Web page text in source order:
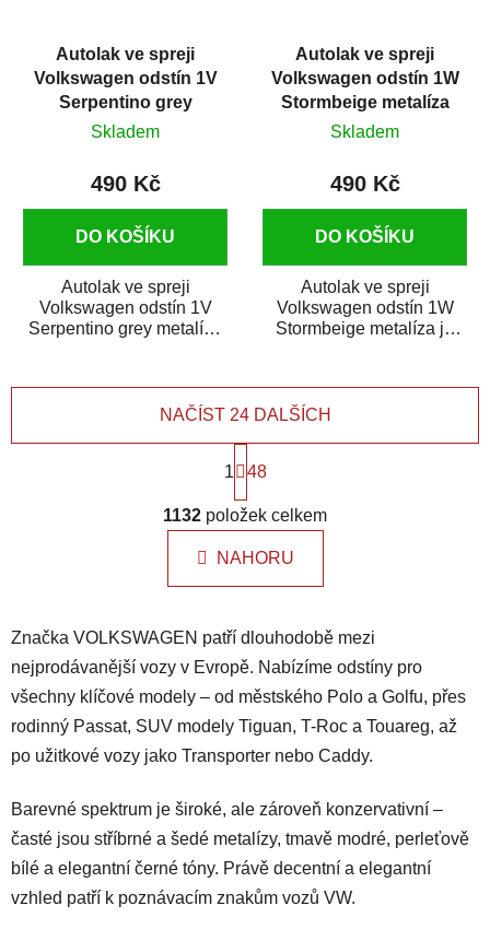
Autolak ve spreji
Volkswagen odstín 1V
Serpentino grey
metalíza 375 ml
Skladem
490 Kč
DO KOŠÍKU
Autolak ve spreji
Volkswagen odstín 1V
Serpentino grey metalíza
Autolak ve spreji
Volkswagen odstín 1W
Stormbeige metalíza
375 ml
Skladem
490 Kč
DO KOŠÍKU
Autolak ve spreji
Volkswagen odstín 1W
Stormbeige metalíza je
O
v
l
á
d
c
í
p
r
v
k
v
ý
p
i
s
NAČÍST 24 DALŠÍCH
t
r
á
n
k
n
í
1 48
1132 položek celkem
NAHORU
Značka VOLKSWAGEN patří dlouhodobě mezi
nejprodávanější vozy v Evropě. Nabízíme odstíny pro
všechny klíčové modely – od městského Polo a Golfu, přes
rodinný Passat, SUV modely Tiguan, T-Roc a Touareg, až
po užitkové vozy jako Transporter nebo Caddy.
Barevné spektrum je široké, ale zároveň konzervativní –
časté jsou stříbrné a šedé metalízy, tmavě modré, perleťově
bílé a elegantní černé tóny. Právě decentní a elegantní
vzhled patří k poznávacím znakům vozů VW.